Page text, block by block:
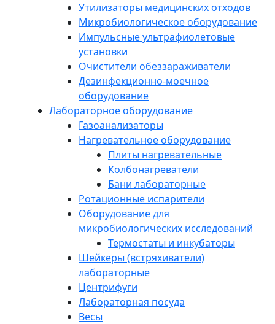
Утилизаторы медицинских отходов
Микробиологическое оборудование
Импульсные ультрафиолетовые
установки
Очистители обеззараживатели
Дезинфекционно-моечное
оборудование
Лабораторное оборудование
Газоанализаторы
Нагревательное оборудование
Плиты нагревательные
Колбонагреватели
Бани лабораторные
Ротационные испарители
Оборудование для
микробиологических исследований
Термостаты и инкубаторы
Шейкеры (встряхиватели)
лабораторные
Центрифуги
Лабораторная посуда
Весы